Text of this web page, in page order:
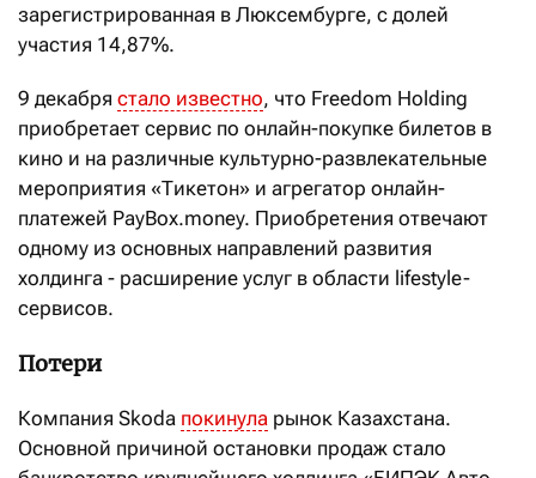
зарегистрированная в Люксембурге, с долей
участия 14,87%.
9 декабря стало известно, что Freedom Holding
приобретает сервис по онлайн-покупке билетов в
кино и на различные культурно-развлекательные
мероприятия «Тикетон» и агрегатор онлайн-
платежей PayBox.money. Приобретения отвечают
одному из основных направлений развития
холдинга - расширение услуг в области lifestyle-
сервисов.
Потери
Компания Skoda покинула рынок Казахстана.
Основной причиной остановки продаж стало